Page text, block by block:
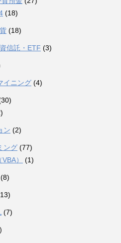
(18)
(18)
信託・ETF (3)
イニング (4)
ン (2)
ング (77)
）
(1)
(8)
(7)